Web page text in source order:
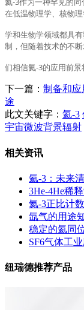
在低温物理学、核物
学和生物学领域都具
制，但随着技术的不
们相信氦-3的应用前景
下一篇： 制备和应
途
此文关键字： 氦-3
宇宙微波背景辐射
相关资讯
氦-3：未来
3He-4He稀
氦-3正比计
氙气的用途
稳定的氦同
SF6气体工
纽瑞德推荐产品